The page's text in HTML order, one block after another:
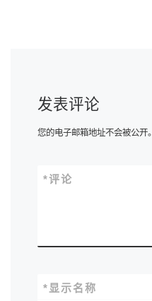
发表评论
您的电子邮箱地址不会被公开。
评论
*
显示名称
*